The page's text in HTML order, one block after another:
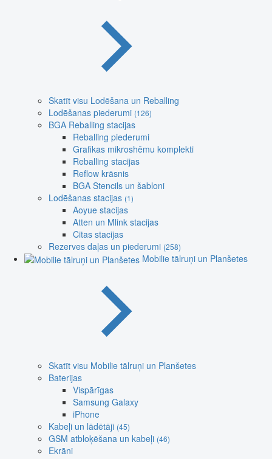
Skatīt visu Lodēšana un Reballing
Lodēšanas piederumi (126)
BGA Reballing stacijas
Reballing piederumi
Grafikas mikroshēmu komplekti
Reballing stacijas
Reflow krāsnis
BGA Stencils un šabloni
Lodēšanas stacijas (1)
Aoyue stacijas
Atten un Mlink stacijas
Citas stacijas
Rezerves daļas un piederumi (258)
Mobilie tālruņi un Planšetes
Skatīt visu Mobilie tālruņi un Planšetes
Baterijas
Vispārīgas
Samsung Galaxy
iPhone
Kabeļi un lādētāji (45)
GSM atbloķēšana un kabeļi (46)
Ekrāni